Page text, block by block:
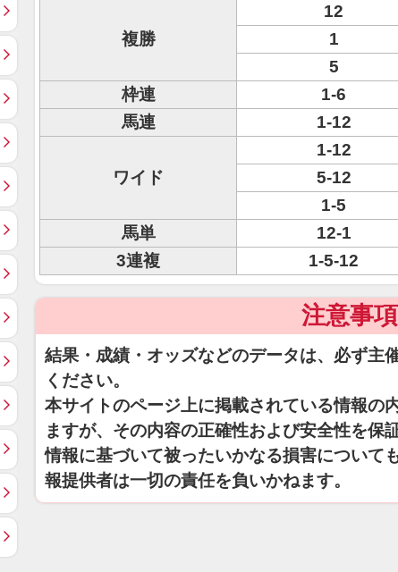
複勝
12
1
5
枠連
1-6
馬連
1-12
ワイド
1-12
5-12
1-5
馬単
12-1
3連複
1-5-12
注意事項
結果・成績・オッズなどのデータは、必ず主
ください。
本サイトのページ上に掲載されている情報の
ますが、その内容の正確性および安全性を保
情報に基づいて被ったいかなる損害について
報提供者は一切の責任を負いかねます。